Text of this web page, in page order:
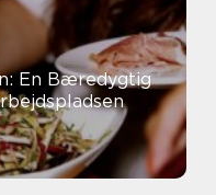
En Bæredygtig